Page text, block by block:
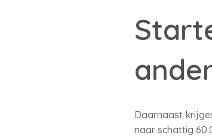
Daarnaast
naar schattig